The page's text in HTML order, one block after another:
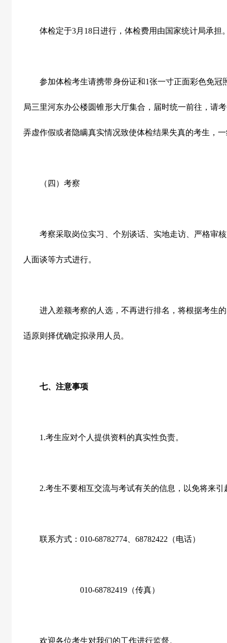
体检定于3月 18日进行，体检费用由国家统计局承担
参加体检考生请携带身份证和1张一寸正面彩色免冠
局三里河东办公楼圆锥形大厅集合，届时统一前往，请
弄虚作假或者隐瞒真实情况致使体检结果失真的考生，
（四）考察
考察采取岗位实习、个别谈话、实地走访、严格审核
人面谈等方式进行。
进入差额考察的人选，不再进行排名，将根据考生的
适原则择优确定拟录用人员。
七、注意事项
1.考生应对个人提供资料的真实性负责。
2.考生不要相互交流与考试有关的信息，以免将来引
联系方式： 010-68782774 68782422 （电话）
010-68782419 （传真）
欢迎各位考生对我们的工作进行监督。